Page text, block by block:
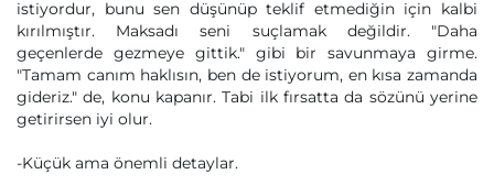
istiyordur, bunu sen düşünüp teklif etmediğin için kalbi
kırılmıştır. Maksadı seni suçlamak değildir. "Daha
geçenlerde gezmeye gittik." gibi bir savunmaya girme.
"Tamam canım haklısın, ben de istiyorum, en kısa zamanda
gideriz." de, konu kapanır. Tabi ilk fırsatta da sözünü yerine
getirirsen iyi olur.
-Küçük ama önemli detaylar.